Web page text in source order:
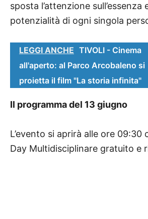
sposta l’attenzione sull’essenza
potenzialità di ogni singola
LEGGI ANCHE TIVOLI - Cinema
all'aperto: al Parco Arcobaleno si
proietta il film "La storia infinita"
Il programma del 13 giugno
L’evento si aprirà alle ore 09:30
Day Multidisciplinare gratuito e